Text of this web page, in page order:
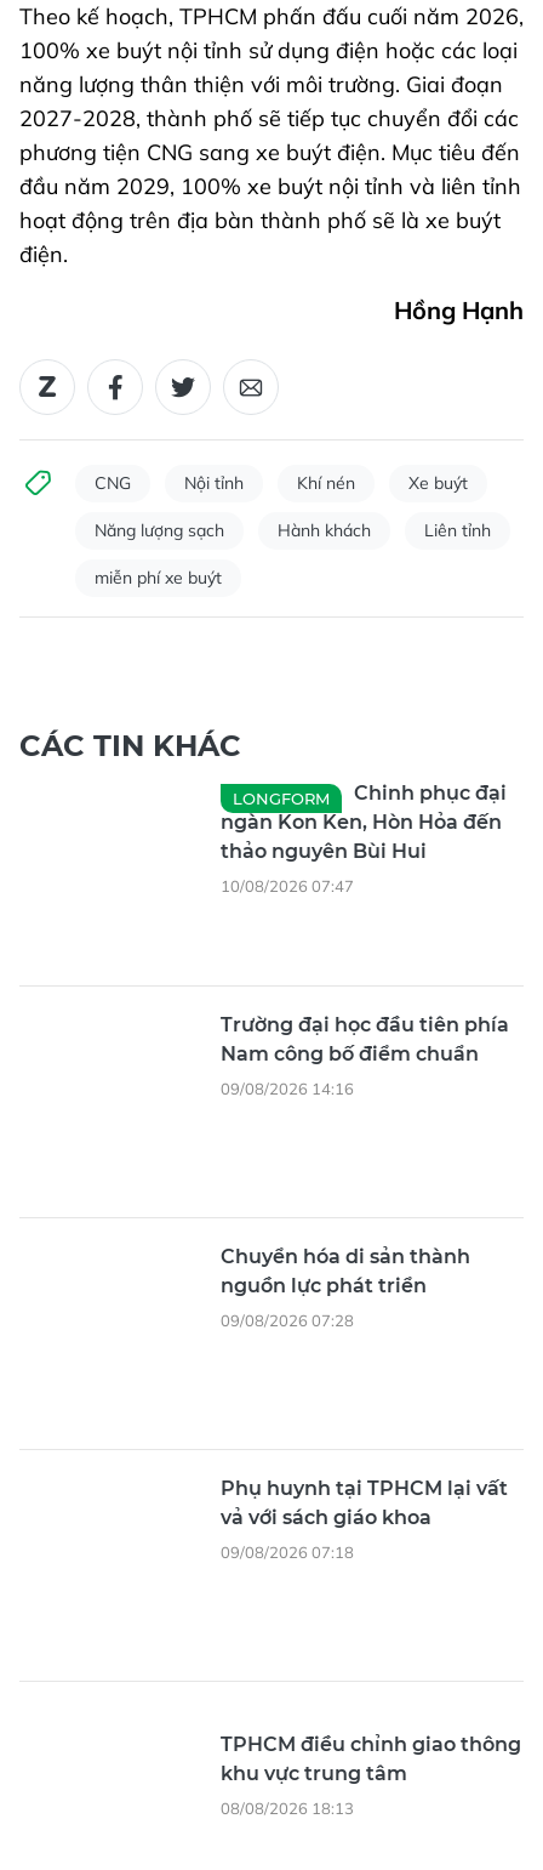
Theo kế hoạch, TPHCM phấn đấu cuối năm 2026,
100% xe buýt nội tỉnh sử dụng điện hoặc các loại
năng lượng thân thiện với môi trường. Giai đoạn
2027-2028, thành phố sẽ tiếp tục chuyển đổi các
phương tiện CNG sang xe buýt điện. Mục tiêu đến
đầu năm 2029, 100% xe buýt nội tỉnh và liên tỉnh
hoạt động trên địa bàn thành phố sẽ là xe buýt
điện.
Hồng Hạnh
CNG Nội tỉnh Khí nén Xe buýt
Năng lượng sạch Hành khách Liên tỉnh
miễn phí xe buýt
CÁC TIN KHÁC
LONGFORM
Chinh phục đại
ngàn Kon Ken, Hòn Hỏa đến
thảo nguyên Bùi Hui
10/08/2026 07:47
Trường đại học đầu tiên phía
Nam công bố điểm chuẩn
09/08/2026 14:16
Chuyển hóa di sản thành
nguồn lực phát triển
09/08/2026 07:28
Phụ huynh tại TPHCM lại vất
vả với sách giáo khoa
09/08/2026 07:18
TPHCM điều chỉnh giao thông
khu vực trung tâm
08/08/2026 18:13